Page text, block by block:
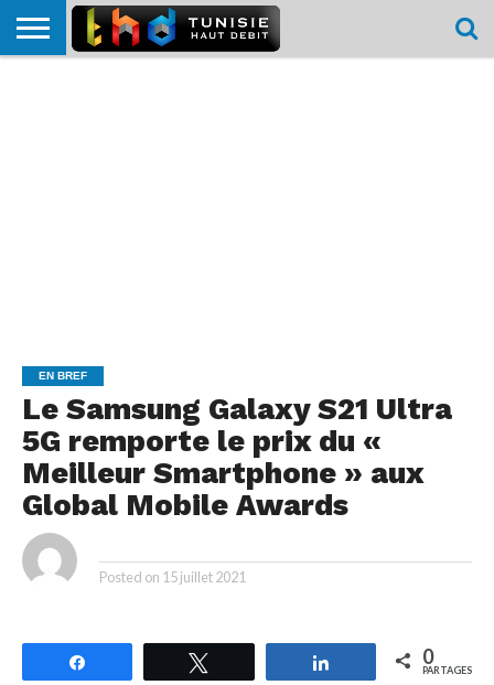
EN BREF
Le Samsung Galaxy S21 Ultra
5G remporte le prix du «
Meilleur Smartphone » aux
Global Mobile Awards
Posted on 15 juillet 2021
Partagez 0
PARTAGES